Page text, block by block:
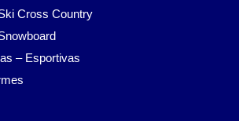
Cross Country
– Esportivas